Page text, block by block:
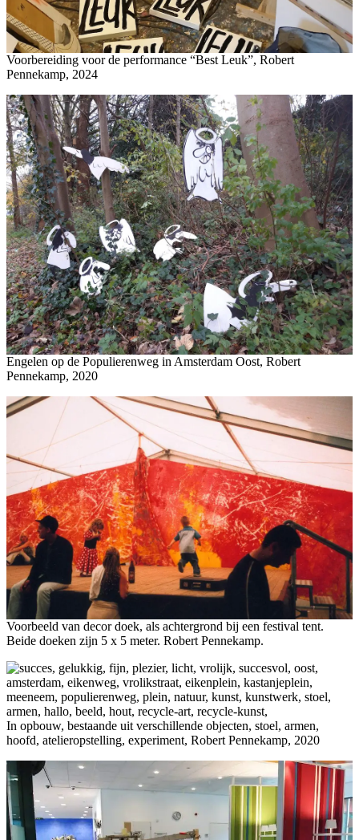
Voorbereiding voor de performance “Best Leuk”, Robert
Pennekamp, 2024
Engelen op de Populierenweg in Amsterdam Oost, Robert
Pennekamp, 2020
Voorbeeld van decor doek, als achtergrond bij een festival tent.
Beide doeken zijn 5 x 5 meter. Robert Pennekamp.
In opbouw, bestaande uit verschillende objecten, stoel, armen,
hoofd, atelieropstelling, experiment, Robert Pennekamp, 2020